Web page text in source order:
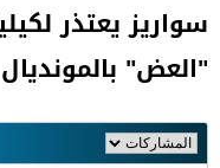
سواريز يعتذر
"العض" بالمونديال